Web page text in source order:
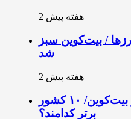
2 هفته پیش
/ بیت‌کوین سبز
شد
2 هفته پیش
رقابت پنهان دولت‌ها بر سر بیت‌کوین/ ۱۰ کشور
برتر کدامند؟